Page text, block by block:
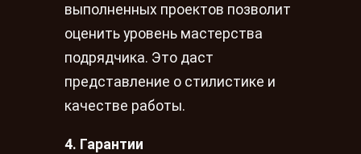
выполненных проектов позволит
оценить уровень мастерства
подрядчика. Это даст
представление о стилистике и
качестве работы.
4. Гарантии